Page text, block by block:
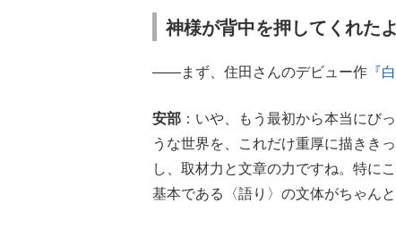
神様が背中を押してくれた
――まず、住田さんのデビュー作 『
安部 ：いや、もう最初から本当にび
うな世界を、これだけ重厚に描きき
し、取材力と文章の力ですね。特に
基本である〈語り〉の文体がちゃん